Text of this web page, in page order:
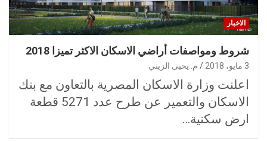
الاخبار
شروط ومواصفات أراضي الاسكان الاكثر تميزا 2018
3 مايو، 2018 م. يحيى الزيني
اعلنت وزارة الاسكان المصرية بالتعاون مع بنك
الاسكان والتعمير عن طرح عدد 5271 قطعة
ارض سكنية…